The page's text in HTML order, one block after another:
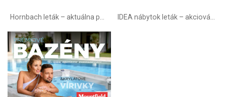
Hornbach leták – aktuálna ponuka IDEA nábytok leták – akciová ponuka